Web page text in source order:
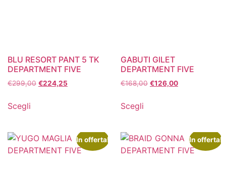
BLU RESORT PANT 5 TK
DEPARTMENT FIVE
€299,00 €224,25
Scegli
GABUTI GILET
DEPARTMENT FIVE
€168,00 €126,00
Scegli
In offerta! In offerta!